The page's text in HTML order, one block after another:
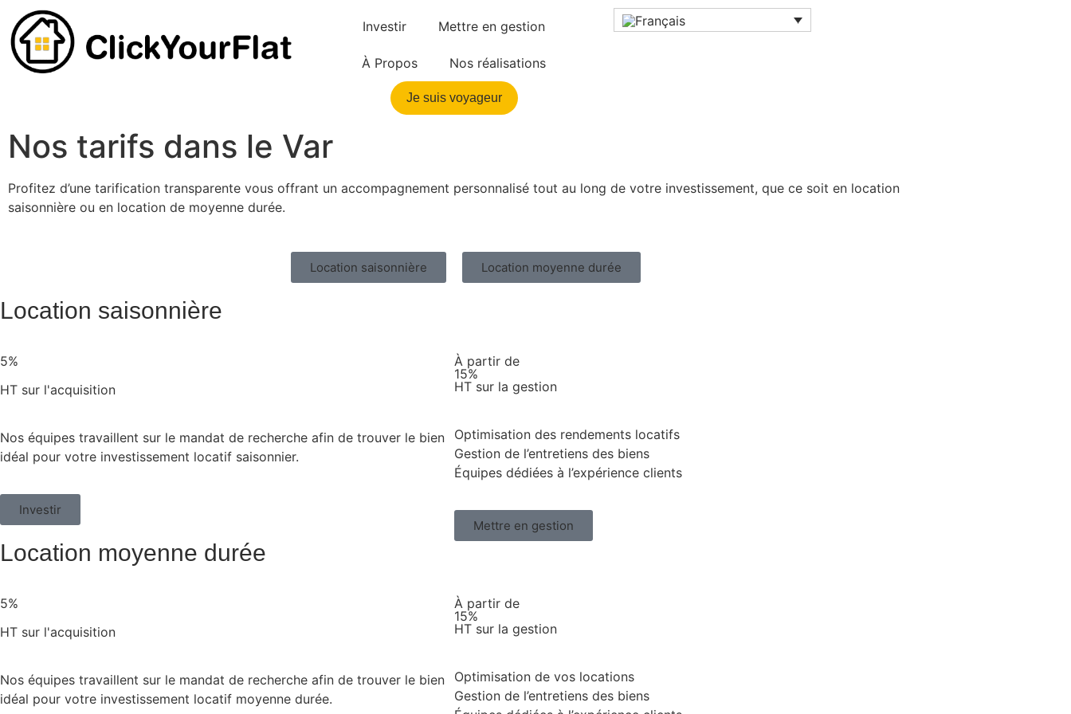
Investir Mettre en gestion
À Propos Nos réalisations
Je suis voyageur
Nos tarifs dans le Var
Profitez d’une tarification transparente vous offrant un accompagnement personnalisé tout au long de votre investissement, que ce soit en location
saisonnière ou en location de moyenne durée.
Location saisonnière Location moyenne durée
Location saisonnière
5%
HT sur l'acquisition
Nos équipes travaillent sur le mandat de recherche afin de trouver le bien
idéal pour votre investissement locatif saisonnier.
Investir
À partir de
15%
HT sur la gestion
Optimisation des rendements locatifs
Gestion de l’entretiens des biens
Équipes dédiées à l’expérience clients
Mettre en gestion
Location moyenne durée
5%
HT sur l'acquisition
Nos équipes travaillent sur le mandat de recherche afin de trouver le bien
idéal pour votre investissement locatif moyenne durée.
À partir de
15%
HT sur la gestion
Optimisation de vos locations
Gestion de l’entretiens des biens